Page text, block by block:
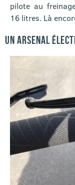
pilote au
16 litres. Là
UN ARSENAL